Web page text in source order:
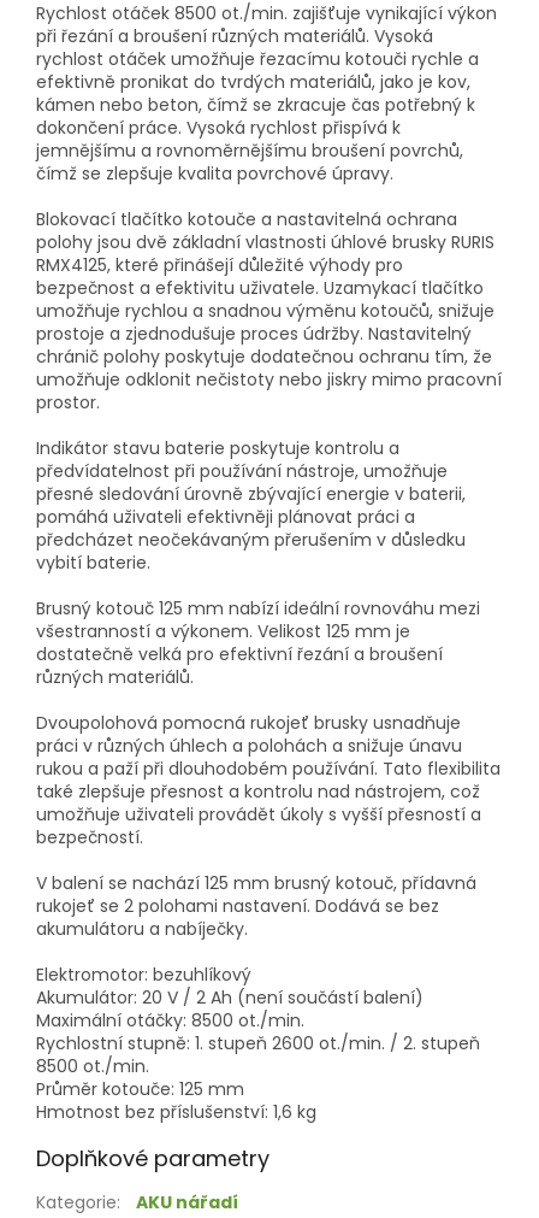
Rychlost otáček 8500 ot./min. zajišťuje vynikající výkon
při řezání a broušení různých materiálů. Vysoká
rychlost otáček umožňuje řezacímu kotouči rychle a
efektivně pronikat do tvrdých materiálů, jako je kov,
kámen nebo beton, čímž se zkracuje čas potřebný k
dokončení práce. Vysoká rychlost přispívá k
jemnějšímu a rovnoměrnějšímu broušení povrchů,
čímž se zlepšuje kvalita povrchové úpravy.
Blokovací tlačítko kotouče a nastavitelná ochrana
polohy jsou dvě základní vlastnosti úhlové brusky RURIS
RMX4125, které přinášejí důležité výhody pro
bezpečnost a efektivitu uživatele. Uzamykací tlačítko
umožňuje rychlou a snadnou výměnu kotoučů, snižuje
prostoje a zjednodušuje proces údržby. Nastavitelný
chránič polohy poskytuje dodatečnou ochranu tím, že
umožňuje odklonit nečistoty nebo jiskry mimo pracovní
prostor.
Indikátor stavu baterie poskytuje kontrolu a
předvídatelnost při používání nástroje, umožňuje
přesné sledování úrovně zbývající energie v baterii,
pomáhá uživateli efektivněji plánovat práci a
předcházet neočekávaným přerušením v důsledku
vybití baterie.
Brusný kotouč 125 mm nabízí ideální rovnováhu mezi
všestranností a výkonem. Velikost 125 mm je
dostatečně velká pro efektivní řezání a broušení
různých materiálů.
Dvoupolohová pomocná rukojeť brusky usnadňuje
práci v různých úhlech a polohách a snižuje únavu
rukou a paží při dlouhodobém používání. Tato flexibilita
také zlepšuje přesnost a kontrolu nad nástrojem, což
umožňuje uživateli provádět úkoly s vyšší přesností a
bezpečností.
V balení se nachází 125 mm brusný kotouč, přídavná
rukojeť se 2 polohami nastavení. Dodává se bez
akumulátoru a nabíječky.
Elektromotor: bezuhlíkový
Akumulátor: 20 V / 2 Ah (není součástí balení)
Maximální otáčky: 8500 ot./min.
Rychlostní stupně: 1. stupeň 2600 ot./min. / 2. stupeň
8500 ot./min.
Průměr kotouče: 125 mm
Hmotnost bez příslušenství: 1,6 kg
Doplňkové parametry
Kategorie:
AKU nářadí